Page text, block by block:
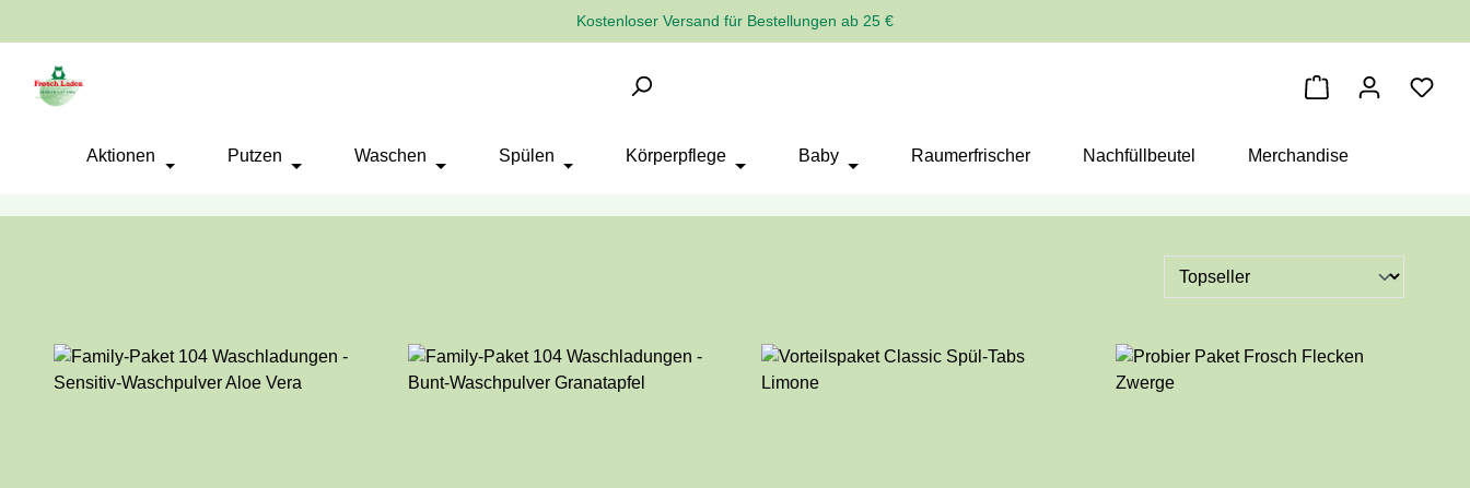
Kostenloser Versand für Bestellungen ab 25 €
Warenkorb
Aktionen Putzen Waschen Spülen Körperpflege Baby Raumerfrischer Nachfüllbeutel Merchandise